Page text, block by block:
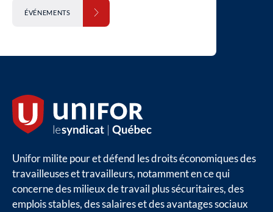
ÉVÉNEMENTS
Unifor milite pour et défend les droits économiques des
travailleuses et travailleurs, notamment en ce qui
concerne des milieux de travail plus sécuritaires, des
emplois stables, des salaires et des avantages sociaux